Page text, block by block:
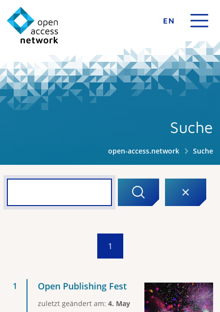
EN
Suche
open-access.network Suche
1
Open Publishing Fest
zuletzt geändert am: 4. May